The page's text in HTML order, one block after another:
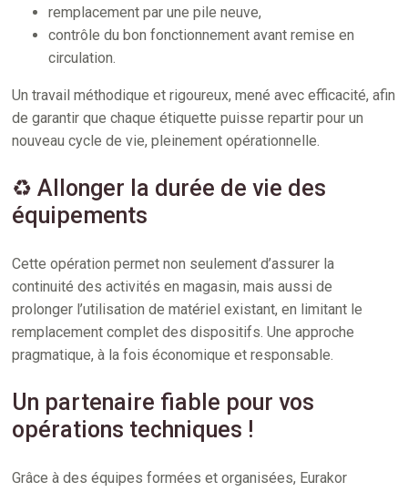
remplacement par une pile neuve,
contrôle du bon fonctionnement avant remise en
circulation.
Un travail méthodique et rigoureux, mené avec efficacité, afin
de garantir que chaque étiquette puisse repartir pour un
nouveau cycle de vie, pleinement opérationnelle.
♻️ Allonger la durée de vie des
équipements
Cette opération permet non seulement d’assurer la
continuité des activités en magasin, mais aussi de
prolonger l’utilisation de matériel existant, en limitant le
remplacement complet des dispositifs. Une approche
pragmatique, à la fois économique et responsable.
Un partenaire fiable pour vos
opérations techniques !
Grâce à des équipes formées et organisées, Eurakor